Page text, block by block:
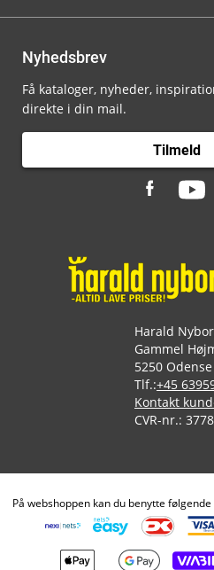
Nyhedsbrev
Få kataloger, nyheder,
direkte i din mail.
Tilmeld
Harald
Gammel
5250 Odense
Tlf.:+45
Kontakt
CVR-nr.:
På webshoppen kan du benytte